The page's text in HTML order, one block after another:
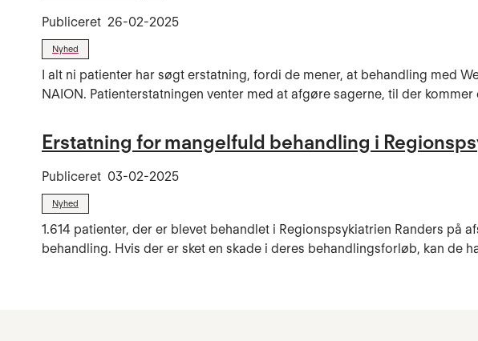
Publiceret 26-02-2025
Nyhed
I alt ni patienter har søgt erstatning, fordi de mener, at behandling med
NAION. Patienterstatningen venter med at afgøre sagerne, til der
Erstatning for mangelfuld behandling i
Publiceret 03-02-2025
Nyhed
1.614 patienter, der er blevet behandlet i Regionspsykiatrien Randers på
behandling. Hvis der er sket en skade i deres behandlingsforløb, kan de